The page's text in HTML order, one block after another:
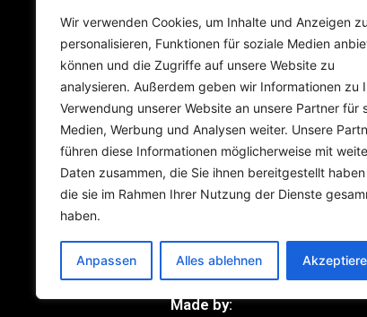
Wir verwenden Cookies, um Inhalte und Anzeigen zu
personalisieren, Funktionen für soziale Medien
können und die Zugriffe auf unsere Website zu
analysieren. Außerdem geben wir Informationen zu
Verwendung unserer Website an unsere Partner für
Medien, Werbung und Analysen weiter. Unsere
führen diese Informationen möglicherweise mit
Daten zusammen, die Sie ihnen bereitgestellt
die sie im Rahmen Ihrer Nutzung der Dienste
haben.
Anpassen Alles ablehnen
szeptember 23,
Made by: